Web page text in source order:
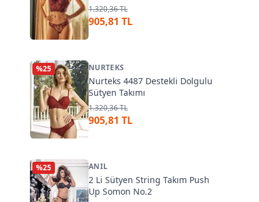
1.320,36 TL
905,81 TL
%25 NURTEKS
Nurteks 4487 Destekli Dolgulu
Sütyen Takımı
1.320,36 TL
905,81 TL
%25 ANIL
2 Li Sütyen String Takım Push
Up Somon No.2